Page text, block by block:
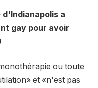
a
gay pour avoir
ou toute
et «n'est pas